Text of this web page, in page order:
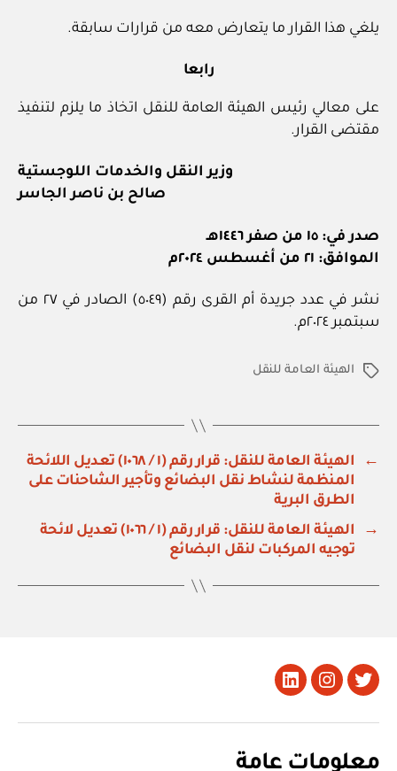
يلغي هذا القرار ما يتعارض معه من قرارات سابقة.
رابعا
على معالي رئيس الهيئة العامة للنقل اتخاذ ما يلزم لتنفيذ
مقتضى القرار.
وزير النقل والخدمات اللوجستية
صالح بن ناصر الجاسر
صدر في: ١٥ من صفر ١٤٤٦هـ
الموافق: ٢١ من أغسطس ٢٠٢٤م
نشر في عدد جريدة أم القرى رقم (٥٠٤٩) الصادر في ٢٧ من
سبتمبر ٢٠٢٤م.
الوسومالهيئة العامة للنقل
←
الهيئة العامة للنقل: قرار رقم (١ / ١٠٦٨) تعديل اللائحة
المنظمة لنشاط نقل البضائع وتأجير الشاحنات على
الطرق البرية
→
الهيئة العامة للنقل: قرار رقم (١ / ١٠٦٦) تعديل لائحة
توجيه المركبات لنقل البضائع
تويتر Instagram
LinkedIn
معلومات عامة